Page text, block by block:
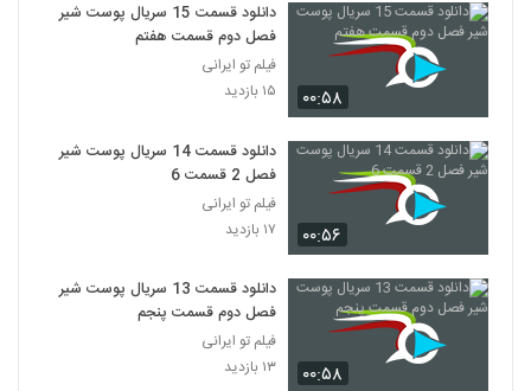
۰۰:۵۸
دانلود قسمت 15 سریال پوست شیر
فصل دوم قسمت هفتم
فیلم تو ایرانی
۱۵ بازدید
۰۰:۵۶
دانلود قسمت 14 سریال پوست شیر
فصل 2 قسمت 6
فیلم تو ایرانی
۱۷ بازدید
۰۰:۵۸
دانلود قسمت 13 سریال پوست شیر
فصل دوم قسمت پنجم
فیلم تو ایرانی
۱۳ بازدید